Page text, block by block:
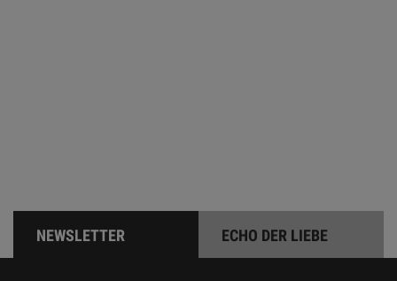
NEWSLETTER ECHO DER LIEBE